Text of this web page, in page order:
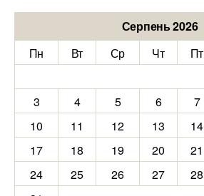
Серпень 2026
Пн
Вт Ср Чт Пт
3
4 5 6 7
10
11 12 13 14
17
18 19 20 21
24
25 26 27 28